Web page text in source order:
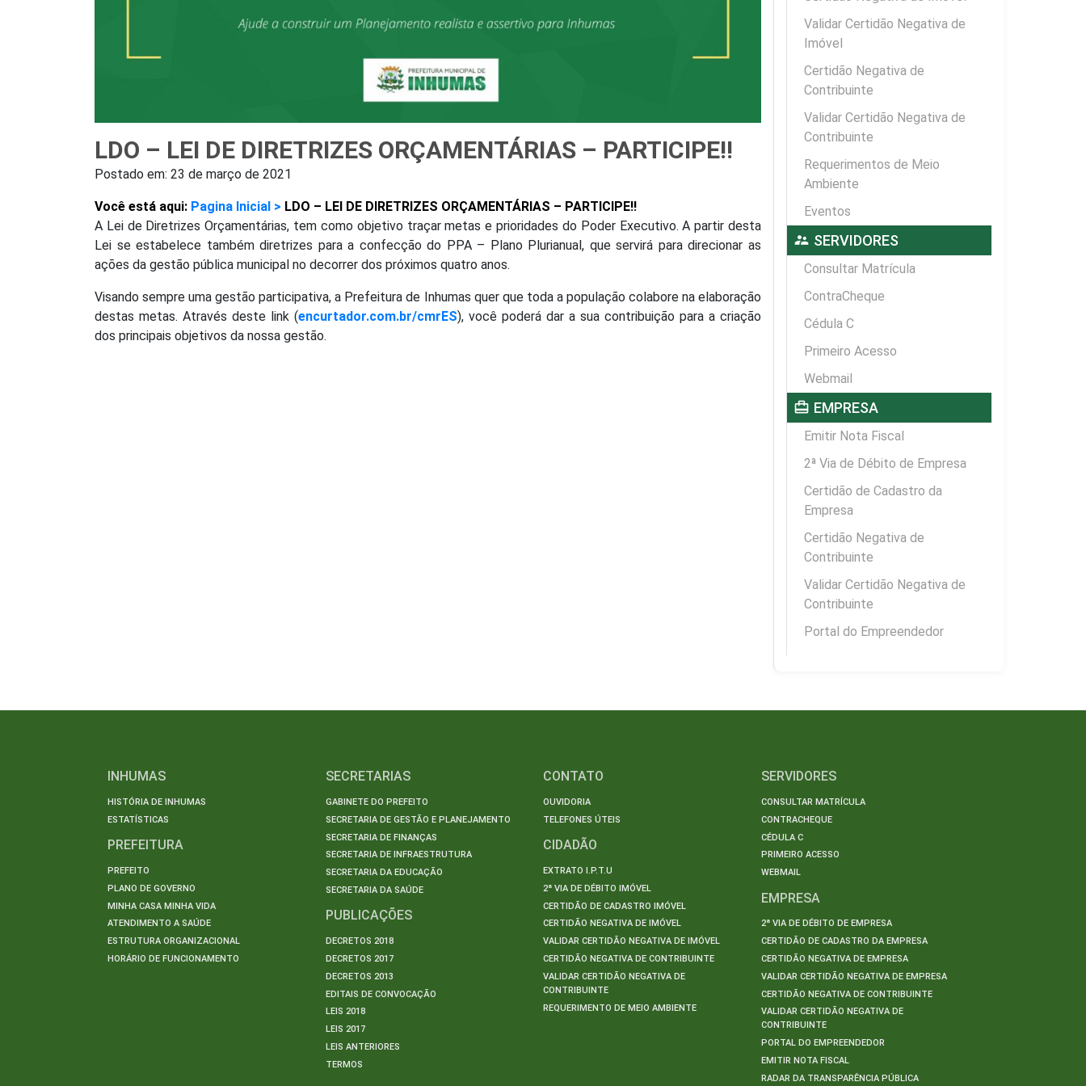
LDO – LEI DE DIRETRIZES ORÇAMENTÁRIAS – PARTICIPE!!
Postado em: 23 de março de 2021
Você está aqui: Pagina Inicial > LDO – LEI DE DIRETRIZES ORÇAMENTÁRIAS – PARTICIPE!!
A Lei de Diretrizes Orçamentárias, tem como objetivo traçar metas e prioridades do Poder Executivo. A partir desta
Lei se estabelece também diretrizes para a confecção do PPA – Plano Plurianual, que servirá para direcionar as
ações da gestão pública municipal no decorrer dos próximos quatro anos.
Visando sempre uma gestão participativa, a Prefeitura de Inhumas quer que toda a população colabore na elaboração
destas metas. Através deste link (encurtador.com.br/cmrES), você poderá dar a sua contribuição para a criação
dos principais objetivos da nossa gestão.
Validar Certidão Negativa de
Imóvel
Certidão Negativa de
Contribuinte
Validar Certidão Negativa de
Contribuinte
Requerimentos de Meio
Ambiente
Eventos
supervisor_account SERVIDORES
Consultar Matrícula
ContraCheque
Cédula C
Primeiro Acesso
Webmail
card_travel EMPRESA
Emitir Nota Fiscal
2ª Via de Débito de Empresa
Certidão de Cadastro da
Empresa
Certidão Negativa de
Contribuinte
Validar Certidão Negativa de
Contribuinte
Portal do Empreendedor
INHUMAS
HISTÓRIA DE INHUMAS
ESTATÍSTICAS
PREFEITURA
PREFEITO
PLANO DE GOVERNO
MINHA CASA MINHA VIDA
ATENDIMENTO A SAÚDE
ESTRUTURA ORGANIZACIONAL
HORÁRIO DE FUNCIONAMENTO
SECRETARIAS
GABINETE DO PREFEITO
SECRETARIA DE GESTÃO E PLANEJAMENTO
SECRETARIA DE FINANÇAS
SECRETARIA DE INFRAESTRUTURA
SECRETARIA DA EDUCAÇÃO
SECRETARIA DA SAÚDE
PUBLICAÇÕES
DECRETOS 2018
DECRETOS 2017
DECRETOS 2013
EDITAIS DE CONVOCAÇÃO
LEIS 2018
LEIS 2017
LEIS ANTERIORES
TERMOS
CONTATO
OUVIDORIA
TELEFONES ÚTEIS
CIDADÃO
EXTRATO I.P.T.U
2ª VIA DE DÉBITO IMÓVEL
CERTIDÃO DE CADASTRO IMÓVEL
CERTIDÃO NEGATIVA DE IMÓVEL
VALIDAR CERTIDÃO NEGATIVA DE IMÓVEL
CERTIDÃO NEGATIVA DE CONTRIBUINTE
VALIDAR CERTIDÃO NEGATIVA DE
CONTRIBUINTE
REQUERIMENTO DE MEIO AMBIENTE
SERVIDORES
CONSULTAR MATRÍCULA
CONTRACHEQUE
CÉDULA C
PRIMEIRO ACESSO
WEBMAIL
EMPRESA
2ª VIA DE DÉBITO DE EMPRESA
CERTIDÃO DE CADASTRO DA EMPRESA
CERTIDÃO NEGATIVA DE EMPRESA
VALIDAR CERTIDÃO NEGATIVA DE EMPRESA
CERTIDÃO NEGATIVA DE CONTRIBUINTE
VALIDAR CERTIDÃO NEGATIVA DE
CONTRIBUINTE
PORTAL DO EMPREENDEDOR
EMITIR NOTA FISCAL
RADAR DA TRANSPARÊNCIA PÚBLICA